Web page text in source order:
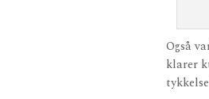
Også
klarer